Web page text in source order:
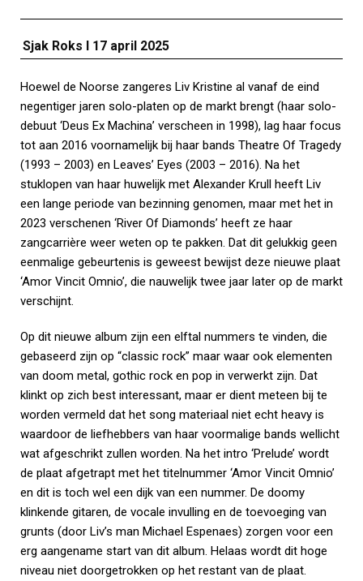
Sjak Roks I 17 april 2025
Hoewel de Noorse zangeres Liv Kristine al vanaf de eind
negentiger jaren solo-platen op de markt brengt (haar solo-
debuut ‘Deus Ex Machina’ verscheen in 1998), lag haar focus
tot aan 2016 voornamelijk bij haar bands Theatre Of Tragedy
(1993 – 2003) en Leaves’ Eyes (2003 – 2016). Na het
stuklopen van haar huwelijk met Alexander Krull heeft Liv
een lange periode van bezinning genomen, maar met het in
2023 verschenen ‘River Of Diamonds’ heeft ze haar
zangcarrière weer weten op te pakken. Dat dit gelukkig geen
eenmalige gebeurtenis is geweest bewijst deze nieuwe plaat
‘Amor Vincit Omnio’, die nauwelijk twee jaar later op de markt
verschijnt.
Op dit nieuwe album zijn een elftal nummers te vinden, die
gebaseerd zijn op “classic rock” maar waar ook elementen
van doom metal, gothic rock en pop in verwerkt zijn. Dat
klinkt op zich best interessant, maar er dient meteen bij te
worden vermeld dat het song materiaal niet echt heavy is
waardoor de liefhebbers van haar voormalige bands wellicht
wat afgeschrikt zullen worden. Na het intro ‘Prelude’ wordt
de plaat afgetrapt met het titelnummer ‘Amor Vincit Omnio’
en dit is toch wel een dijk van een nummer. De doomy
klinkende gitaren, de vocale invulling en de toevoeging van
grunts (door Liv’s man Michael Espenaes) zorgen voor een
erg aangename start van dit album. Helaas wordt dit hoge
niveau niet doorgetrokken op het restant van de plaat.